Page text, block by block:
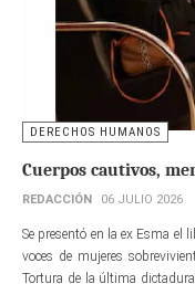
DERECHOS HUMANOS
Cuerpos cautivos,
REDACCIÓN 06 JULIO 2026
Se presentó en la ex Esma el
voces de mujeres
Tortura de la última